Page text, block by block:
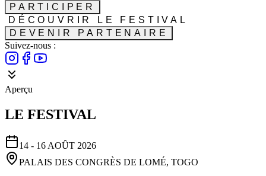
PARTICIPER
DÉCOUVRIR LE FESTIVAL
DEVENIR PARTENAIRE
Suivez-nous :
Aperçu
LE FESTIVAL
14 - 16 AOÛT 2026
PALAIS DES CONGRÈS DE LOMÉ, TOGO